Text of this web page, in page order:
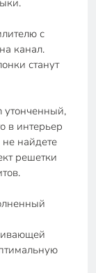
с
канал.
станут
утонченный,
в интерьер
найдете
решетки